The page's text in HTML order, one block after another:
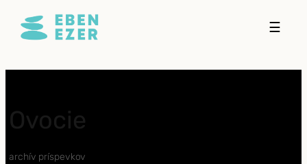
Prejsť
☰
Ovocie
archív príspevkov